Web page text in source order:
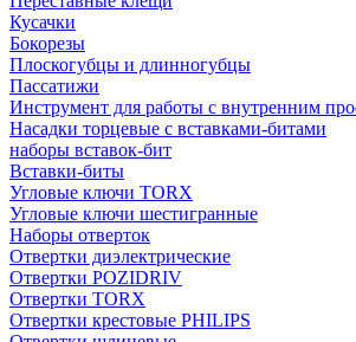
Кусачки
Бокорезы
Плоскогубцы и длинногубцы
Пассатижи
Инструмент для работы с внутренним
Насадки торцевые с вставками-битами
наборы вставок-бит
Вставки-биты
Угловые ключи TORX
Угловые ключи шестигранные
Наборы отверток
Отвертки диэлектрические
Отвертки POZIDRIV
Отвертки TORX
Отвертки крестовые PHILIPS